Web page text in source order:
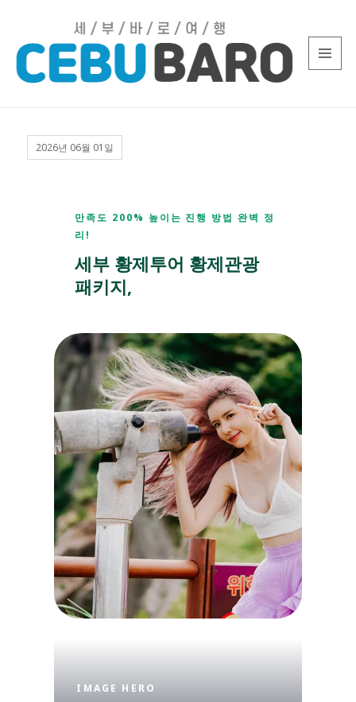
리
핀 2026년 06월 01일
만족도 200% 높이는 진행 방법 완벽 정
리!
세부 황제투어 황제관광
패키지,
IMAGE HERO